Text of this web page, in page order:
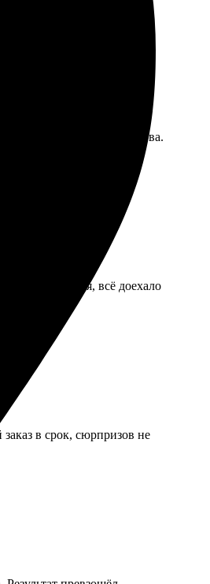
Заказала на
буду заказывать снова.
надёжная, всё доехало
в срок, сюрпризов не